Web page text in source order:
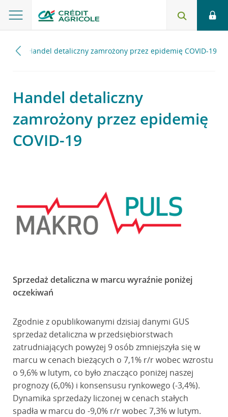
Handel detaliczny zamrożony przez epidemię COVID-19
Handel detaliczny
zamrożony przez epidemię
COVID-19
Sprzedaż detaliczna w marcu wyraźnie poniżej
oczekiwań
Zgodnie z opublikowanymi dzisiaj danymi GUS
sprzedaż detaliczna w przedsiębiorstwach
zatrudniających powyżej 9 osób zmniejszyła się w
marcu w cenach bieżących o 7,1% r/r wobec wzrostu
o 9,6% w lutym, co było znacząco poniżej naszej
prognozy (6,0%) i konsensusu rynkowego (-3,4%).
Dynamika sprzedaży liczonej w cenach stałych
spadła w marcu do -9,0% r/r wobec 7,3% w lutym.